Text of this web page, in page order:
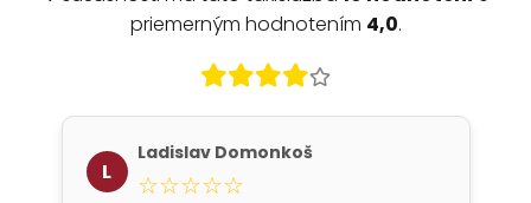
priemerným hodnotením 4,0.
L
Ladislav Domonkoš
☆☆☆☆☆